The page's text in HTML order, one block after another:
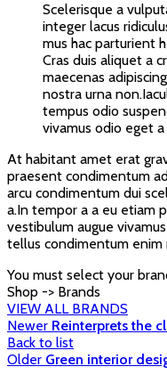
Scelerisque a
integer lacus
mus hac parturient
Cras duis aliquet a
maecenas
nostra urna
tempus odio
vivamus odio eget a
At habitant amet erat
praesent condimentum
arcu condimentum dui
a.In tempor a a eu etiam
vestibulum augue
tellus condimentum enim
You must select your
Shop -> Brands
VIEW ALL BRANDS
Newer Reinterprets the
Back to list
Older Green interior